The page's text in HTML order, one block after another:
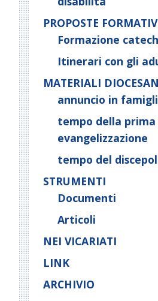
PROPOSTE
Formazione
Itinerari con gli
MATERIALI
annuncio in
tempo della prima
evangelizzazione
tempo del
STRUMENTI
Documenti
Articoli
NEI VICARIATI
LINK
ARCHIVIO